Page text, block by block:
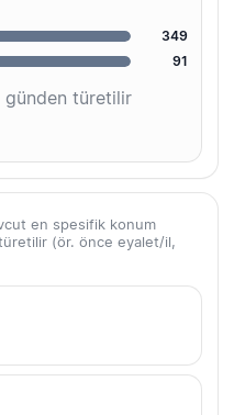
349
91
günden türetilir
en spesifik konum
(ör. önce eyalet/il,